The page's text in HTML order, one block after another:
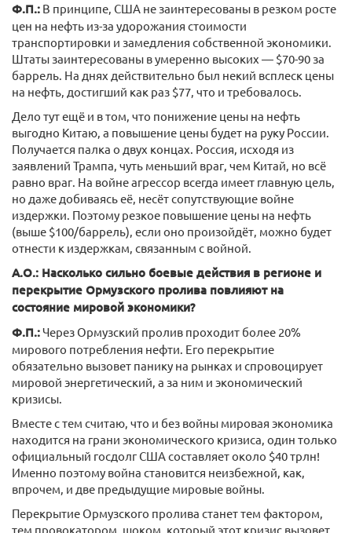
Ф.П.: В принципе, США не заинтересованы в резком росте
цен на нефть из-за удорожания стоимости
транспортировки и замедления собственной экономики.
Штаты заинтересованы в умеренно высоких — $70-90 за
баррель. На днях действительно был некий всплеск цены
на нефть, достигший как раз $77, что и требовалось.
Дело тут ещё и в том, что понижение цены на нефть
выгодно Китаю, а повышение цены будет на руку России.
Получается палка о двух концах. Россия, исходя из
заявлений Трампа, чуть меньший враг, чем Китай, но всё
равно враг. На войне агрессор всегда имеет главную цель,
но даже добиваясь её, несёт сопутствующие войне
издержки. Поэтому резкое повышение цены на нефть
(выше $100/баррель), если оно произойдёт, можно будет
отнести к издержкам, связанным с войной.
А.О.: Насколько сильно боевые действия в регионе и
перекрытие Ормузского пролива повлияют на
состояние мировой экономики?
Ф.П.:Через Ормузский пролив проходит более 20%
мирового потребления нефти. Его перекрытие
обязательно вызовет панику на рынках и спровоцирует
мировой энергетический, а за ним и экономический
кризисы.
Вместе с тем считаю, что и без войны мировая экономика
находится на грани экономического кризиса, один только
официальный госдолг США составляет около $40 трлн!
Именно поэтому война становится неизбежной, как,
впрочем, и две предыдущие мировые войны.
Перекрытие Ормузского пролива станет тем фактором,
тем провокатором, шоком, который этот кризис вызовет.